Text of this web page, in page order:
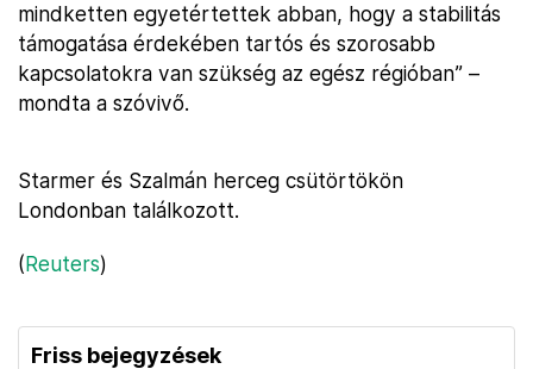
mindketten egyetértettek abban, hogy a stabilitás
támogatása érdekében tartós és szorosabb
kapcsolatokra van szükség az egész régióban” –
mondta a szóvivő.
Starmer és Szalmán herceg csütörtökön
Londonban találkozott.
(Reuters)
Friss bejegyzések